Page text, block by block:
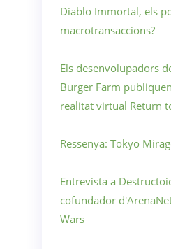
Diablo Immortal, els
macrotransaccions?
Els desenvolupadors
Burger Farm
realitat virtual Return
Ressenya: Tokyo
Entrevista a
cofundador
Wars